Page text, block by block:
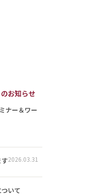
お知らせ
ナー＆ワー
2026.03.31
いて